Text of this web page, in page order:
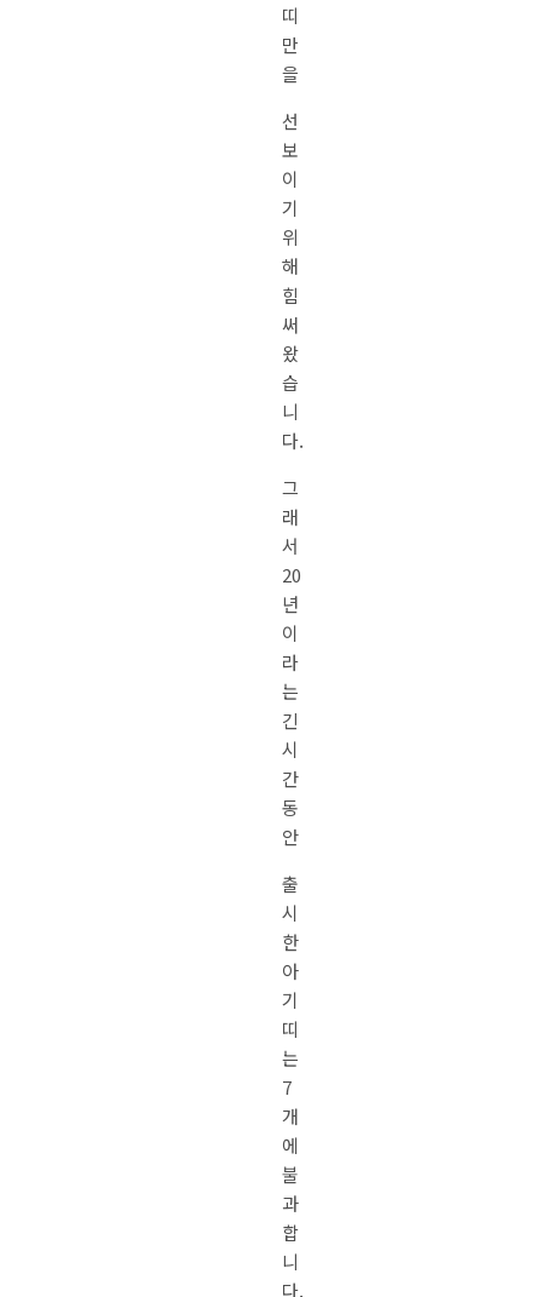
띠
만
을
선
보
이
기
위
해
힘
써
왔
습
니
다.
그
래
서
20
년
이
라
는
긴
시
간
동
안
출
시
한
아
기
띠
는
7
개
에
불
과
합
니
다.